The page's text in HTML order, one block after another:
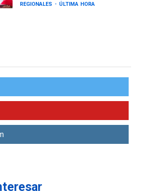
REGIONALES ÚLTIMA HORA
estados afectados por los